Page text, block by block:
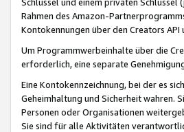
Rahmen des Amazon-
Kontokennungen über den Creators
Um Programmwerbeinhalte über die
erforderlich, eine separate
Eine Kontokennzeichnung, bei der es
Geheimhaltung und Sicherheit wahren.
Personen oder Organisationen
Sie sind für alle Aktivitäten